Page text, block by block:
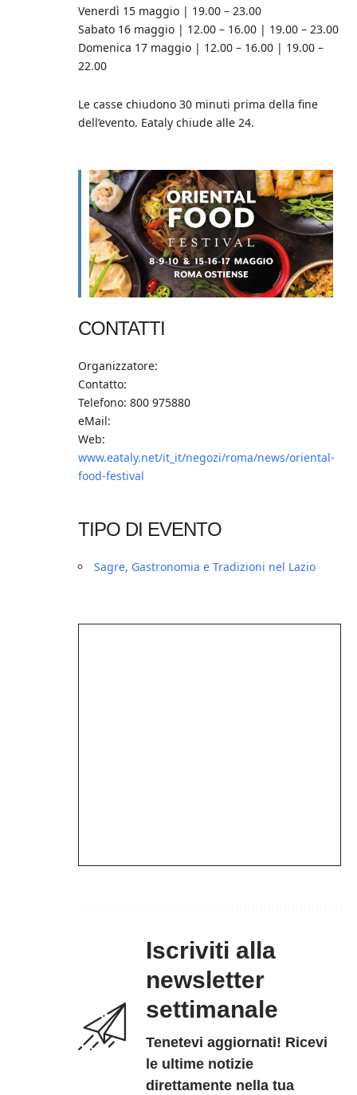
Venerdì 15 maggio | 19.00 – 23.00
Sabato 16 maggio | 12.00 – 16.00 | 19.00 – 23.00
Domenica 17 maggio | 12.00 – 16.00 | 19.00 –
22.00
Le casse chiudono 30 minuti prima della fine
dell’evento. Eataly chiude alle 24.
CONTATTI
Organizzatore:
Contatto:
Telefono: 800 975880
eMail:
Web:
www.eataly.net/it_it/negozi/roma/news/oriental-
food-festival
TIPO DI EVENTO
Sagre, Gastronomia e Tradizioni nel Lazio
Iscriviti alla
newsletter
settimanale
Tenetevi aggiornati! Ricevi
le ultime notizie
direttamente nella tua